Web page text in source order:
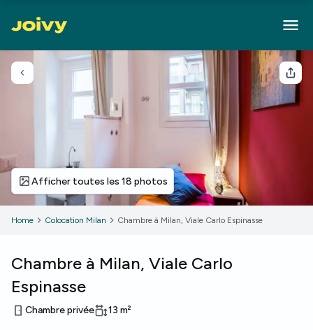
Retour
Afficher toutes les 18 photos
Home Colocation Milan Chambre à Milan, Viale Carlo Espinasse
Chambre à Milan, Viale Carlo
Espinasse
Chambre privée 13 m²